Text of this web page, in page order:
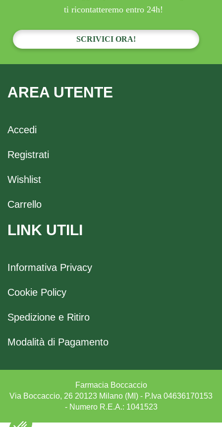
ti ricontatteremo entro 24h!
SCRIVICI ORA!
AREA UTENTE
Accedi
Registrati
Wishlist
Carrello
LINK UTILI
Informativa Privacy
Cookie Policy
Spedizione e Ritiro
Modalità di Pagamento
Farmacia Boccaccio
Via Boccaccio, 26 20123 Milano (MI) - P.Iva 04636170153
- Numero R.E.A.: 1041523